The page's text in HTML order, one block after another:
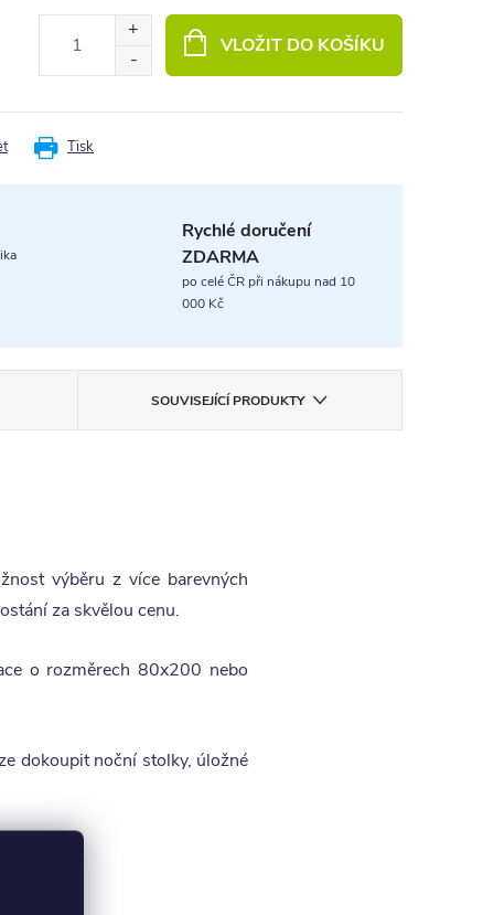
VLOŽIT DO KOŠÍKU
Tisk
Rychlé doručení
ZDARMA
po celé ČR při nákupu nad 10
000 Kč
SOUVISEJÍCÍ PRODUKTY
výběru z více barevných
za skvělou cenu.
o rozměrech 80x200 nebo
dokoupit noční stolky, úložné